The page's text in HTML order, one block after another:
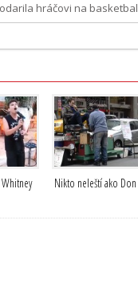
hráčovi na
Nikto neleští ako